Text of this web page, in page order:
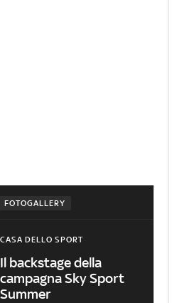
FOTOGALLERY
CASA DELLO SPORT
Il backstage della
campagna Sky Sport
Summer